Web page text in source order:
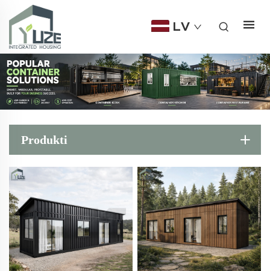
LV
Produkti